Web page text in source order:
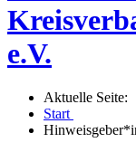
e.V.
Aktuelle Seite:
Start